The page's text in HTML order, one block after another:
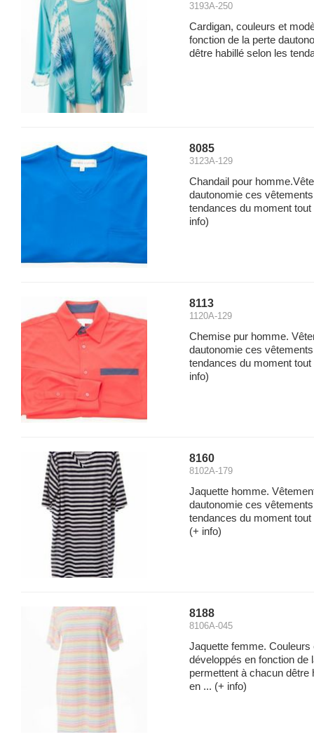
3193A-250
Cardigan, couleurs et
fonction de la perte
dêtre habillé selon les
8085
3123A-129
Chandail pour
dautonomie ces
tendances du moment
info)
8113
1120A-129
Chemise pur homme.
dautonomie ces
tendances du moment
info)
8160
8102A-179
Jaquette homme.
dautonomie ces
tendances du moment
(+ info)
8188
8106A-045
Jaquette femme.
développés en fonction de
permettent à chacun dêtre
en ... (+ info)